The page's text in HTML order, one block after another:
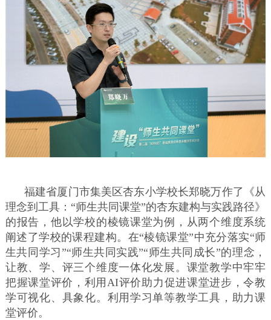
福建省厦门市集美区杏东小学校长郑晓万作了《从
理念到工具：“师生共同课堂”的杏东建构与实践路径》
的报告，他以学校的棱镜课堂为例，从两个维度系统
阐述了学校的课程建构。在“棱镜课堂”中充分落实“师
生共同学习”“师生共同实践”“师生共同成长”的理念，
让教、学、评三个维度一体化发展。课堂教学中牢牢
把握课堂评价，利用AI评价助力促进课堂进步，令教
学可视化、具象化。利用学习单等教学工具，助力课
堂评价。